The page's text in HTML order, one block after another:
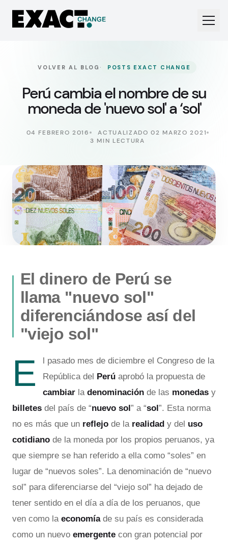
VOLVER AL BLOG · POSTS EXACT CHANGE
Perú cambia el nombre de su
moneda de 'nuevo sol' a ‘sol'
04 FEBRERO 2016
ACTUALIZADO 02 MARZO 2021
3 MIN LECTURA
El dinero de Perú se
llama "nuevo sol"
diferenciándose así del
"viejo sol"
E
l pasado mes de diciembre el Congreso de la
República del Perú aprobó la propuesta de
cambiar la denominación de las monedas y
billetes del país de “nuevo sol” a “sol”. Esta norma
no es más que un reflejo de la realidad y del uso
cotidiano de la moneda por los propios peruanos, ya
que siempre se han referido a ella como “soles” en
lugar de “nuevos soles”. La denominación de “nuevo
sol” para diferenciarse del “viejo sol” ha dejado de
tener sentido en el día a día de los peruanos, que
ven como la economíade su país es considerada
como un nuevo emergente con gran potencial por